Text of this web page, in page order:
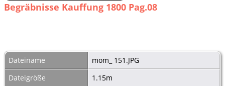
Begräbnisse Kauffung 1800 Pag.08
Dateiname
mom_ 151.JPG
Dateigröße
1.15m